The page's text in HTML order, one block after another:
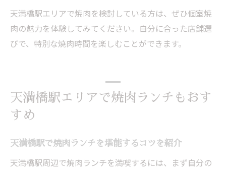
天満橋駅エリアで焼肉を検討している方は、ぜひ個室焼
肉の魅力を体験してみてください。自分に合った店舗選
びで、特別な焼肉時間を楽しむことができます。
天満橋駅エリアで焼肉ランチもおす
すめ
天満橋駅で焼肉ランチを堪能するコツを紹介
天満橋駅周辺で焼肉ランチを満喫するには、まず自分の